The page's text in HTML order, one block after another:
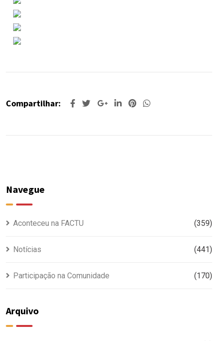
Compartilhar:
Navegue
Aconteceu na FACTU (359)
Notícias (441)
Participação na Comunidade (170)
Arquivo